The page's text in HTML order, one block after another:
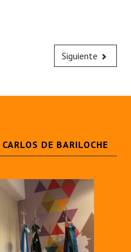
Siguiente
DE BARILOCHE